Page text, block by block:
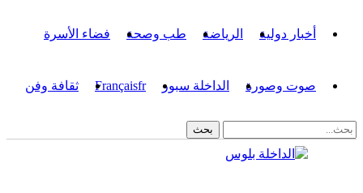
أخبار دولية الرياضة طب وصحة فضاء الأسرة
صوت وصورة الداخلة سبور Françaisfr ثقافة وفن